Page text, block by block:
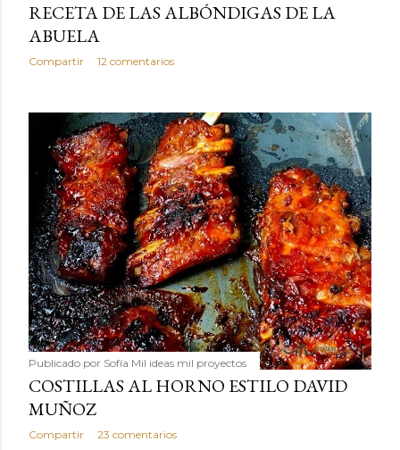
RECETA DE LAS ALBÓNDIGAS DE LA
ABUELA
Compartir 12 comentarios
Publicado por Sofía Mil ideas mil proyectos
COSTILLAS AL HORNO ESTILO DAVID
MUÑOZ
Compartir 23 comentarios